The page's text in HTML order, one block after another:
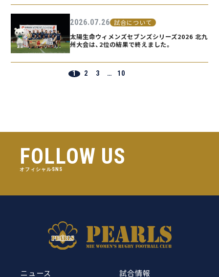
2026.07.26 試合について
太陽生命ウィメンズセブンズシリーズ2026 北九
州大会は、2位の結果で終えました。
1 2 3 … 10
FOLLOW US
オフィシャルSNS
ニュース 試合情報